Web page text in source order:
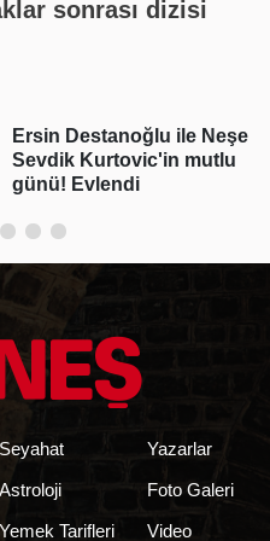
sonrası dizisi
Ersin Destanoğlu ile Neşe
Sevdik Kurtovic'in mutlu
günü! Evlendi
Seyahat
Astroloji
Yemek Tarifleri
Yazarlar
Foto Galeri
Video